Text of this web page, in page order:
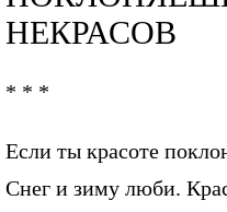
НЕКРАСОВ
* * *
Если ты красоте
Снег и зиму люби.